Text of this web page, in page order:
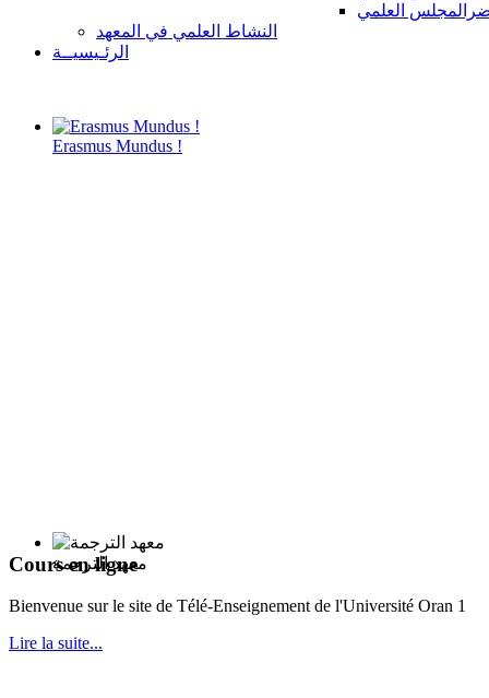
العلمي
النشاط العلمي في المعهد
الرئـيسيــة
Erasmus Mundus !
معهد الترجمة
Cours en ligne
Bienvenue sur le site de Télé-Enseignement de l'Université Oran 1
Lire la suite...